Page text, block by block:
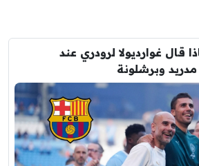
قال غوارديولا لرودري عند
وبرشلونة